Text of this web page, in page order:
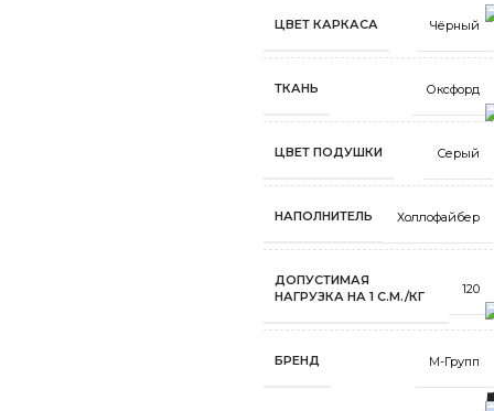
ЦВЕТ КАРКАСА Чёрный
ТКАНЬ Оксфорд
ЦВЕТ ПОДУШКИ Серый
НАПОЛНИТЕЛЬ Холлофайбер
ДОПУСТИМАЯ
НАГРУЗКА НА 1 С.М./КГ
120
БРЕНД М-Групп